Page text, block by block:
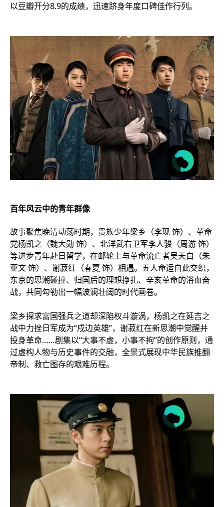
以豆瓣开分8.9的成绩，迅速跻身年度口碑佳作行列。
百年风云中的青年群像
故事聚焦晚清动荡时期，贵族少年梁乡（李现 饰）、革命
党杨凯之（魏大勋 饰）、北洋武右卫军李人骏（周游 饰）
等进步青年赴日留学，在邮轮上与革命流亡者吴天白（朱
亚文 饰）、谢菽红（春夏 饰）相遇。五人命运自此交织，
东京的思潮碰撞、归国后的理想挣扎、辛亥革命的浴血奋
战，共同勾勒出一幅波澜壮阔的时代画卷。
梁乡探求富国强兵之道却深陷权斗漩涡，杨凯之在延吉之
战中力挫日军成为“戍边英雄”，谢菽红在新思潮中觉醒并
投身革命……剧集以“大事不虚，小事不拘”的创作原则，通
过虚构人物与历史事件的交融，全景式展现中华民族推翻
帝制、救亡图存的艰难历程。